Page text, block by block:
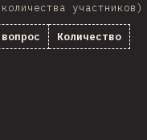
участников)
Количество